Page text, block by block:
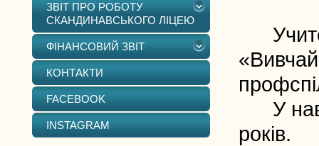
ЗВІТ ПРО РОБОТУ
СКАНДИНАВСЬКОГО ЛІЦЕЮ
ФІНАНСОВИЙ ЗВІТ
КОНТАКТИ
FACEBOOK
INSTAGRAM
«Вивчай
У
років.